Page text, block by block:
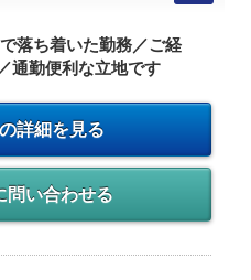
落ち着いた勤務／ご経
通勤便利な立地です
詳細を見る
問い合わせる